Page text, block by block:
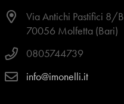
Via Antichi Pastifici 8/B
70056 Molfetta (Bari)
0805744739
info@imonelli.it